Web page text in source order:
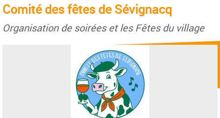
Comité des fêtes de Sévignacq
Organisation de soirées et les Fêtes du village